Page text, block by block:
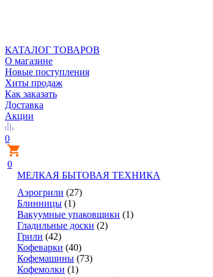
КАТАЛОГ ТОВАРОВ
О магазине
Новые поступления
Хиты продаж
Как заказать
Доставка
Акции
0
0
МЕЛКАЯ БЫТОВАЯ ТЕХНИКА
Аэрогрили (27)
Блинницы (1)
Вакуумные упаковщики (1)
Гладильные доски (2)
Грили (42)
Кофеварки (40)
Кофемашины (73)
Кофемолки (1)